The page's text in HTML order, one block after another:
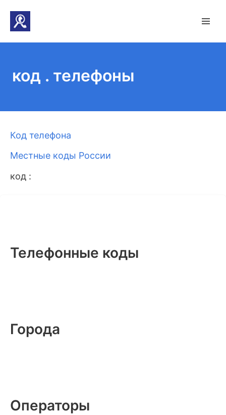
код . телефоны
Код телефона
Местные коды России
код :
Телефонные коды
Города
Операторы